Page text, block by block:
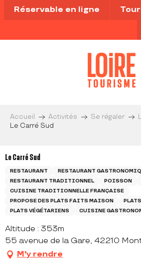
Aller
au
principal
Réservable en ligne
Accueil Activités Se régaler
Le Carré Sud
Le Carré Sud
RESTAURANT
RESTAURANT
RESTAURANT TRADITIONNEL
POISSON
CUISINE TRADITIONNELLE FRANÇAISE
PROPOSE DES PLATS FAITS MAISON
PLATS VÉGÉTARIENS
CUISINE
Altitude : 353m
55 avenue de la Gare, 42210
M'y rendre